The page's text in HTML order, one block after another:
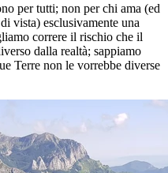
per tutti; non per chi ama (ed
vista) esclusivamente una
correre il rischio che il
dalla realtà; sappiamo
Terre non le vorrebbe diverse